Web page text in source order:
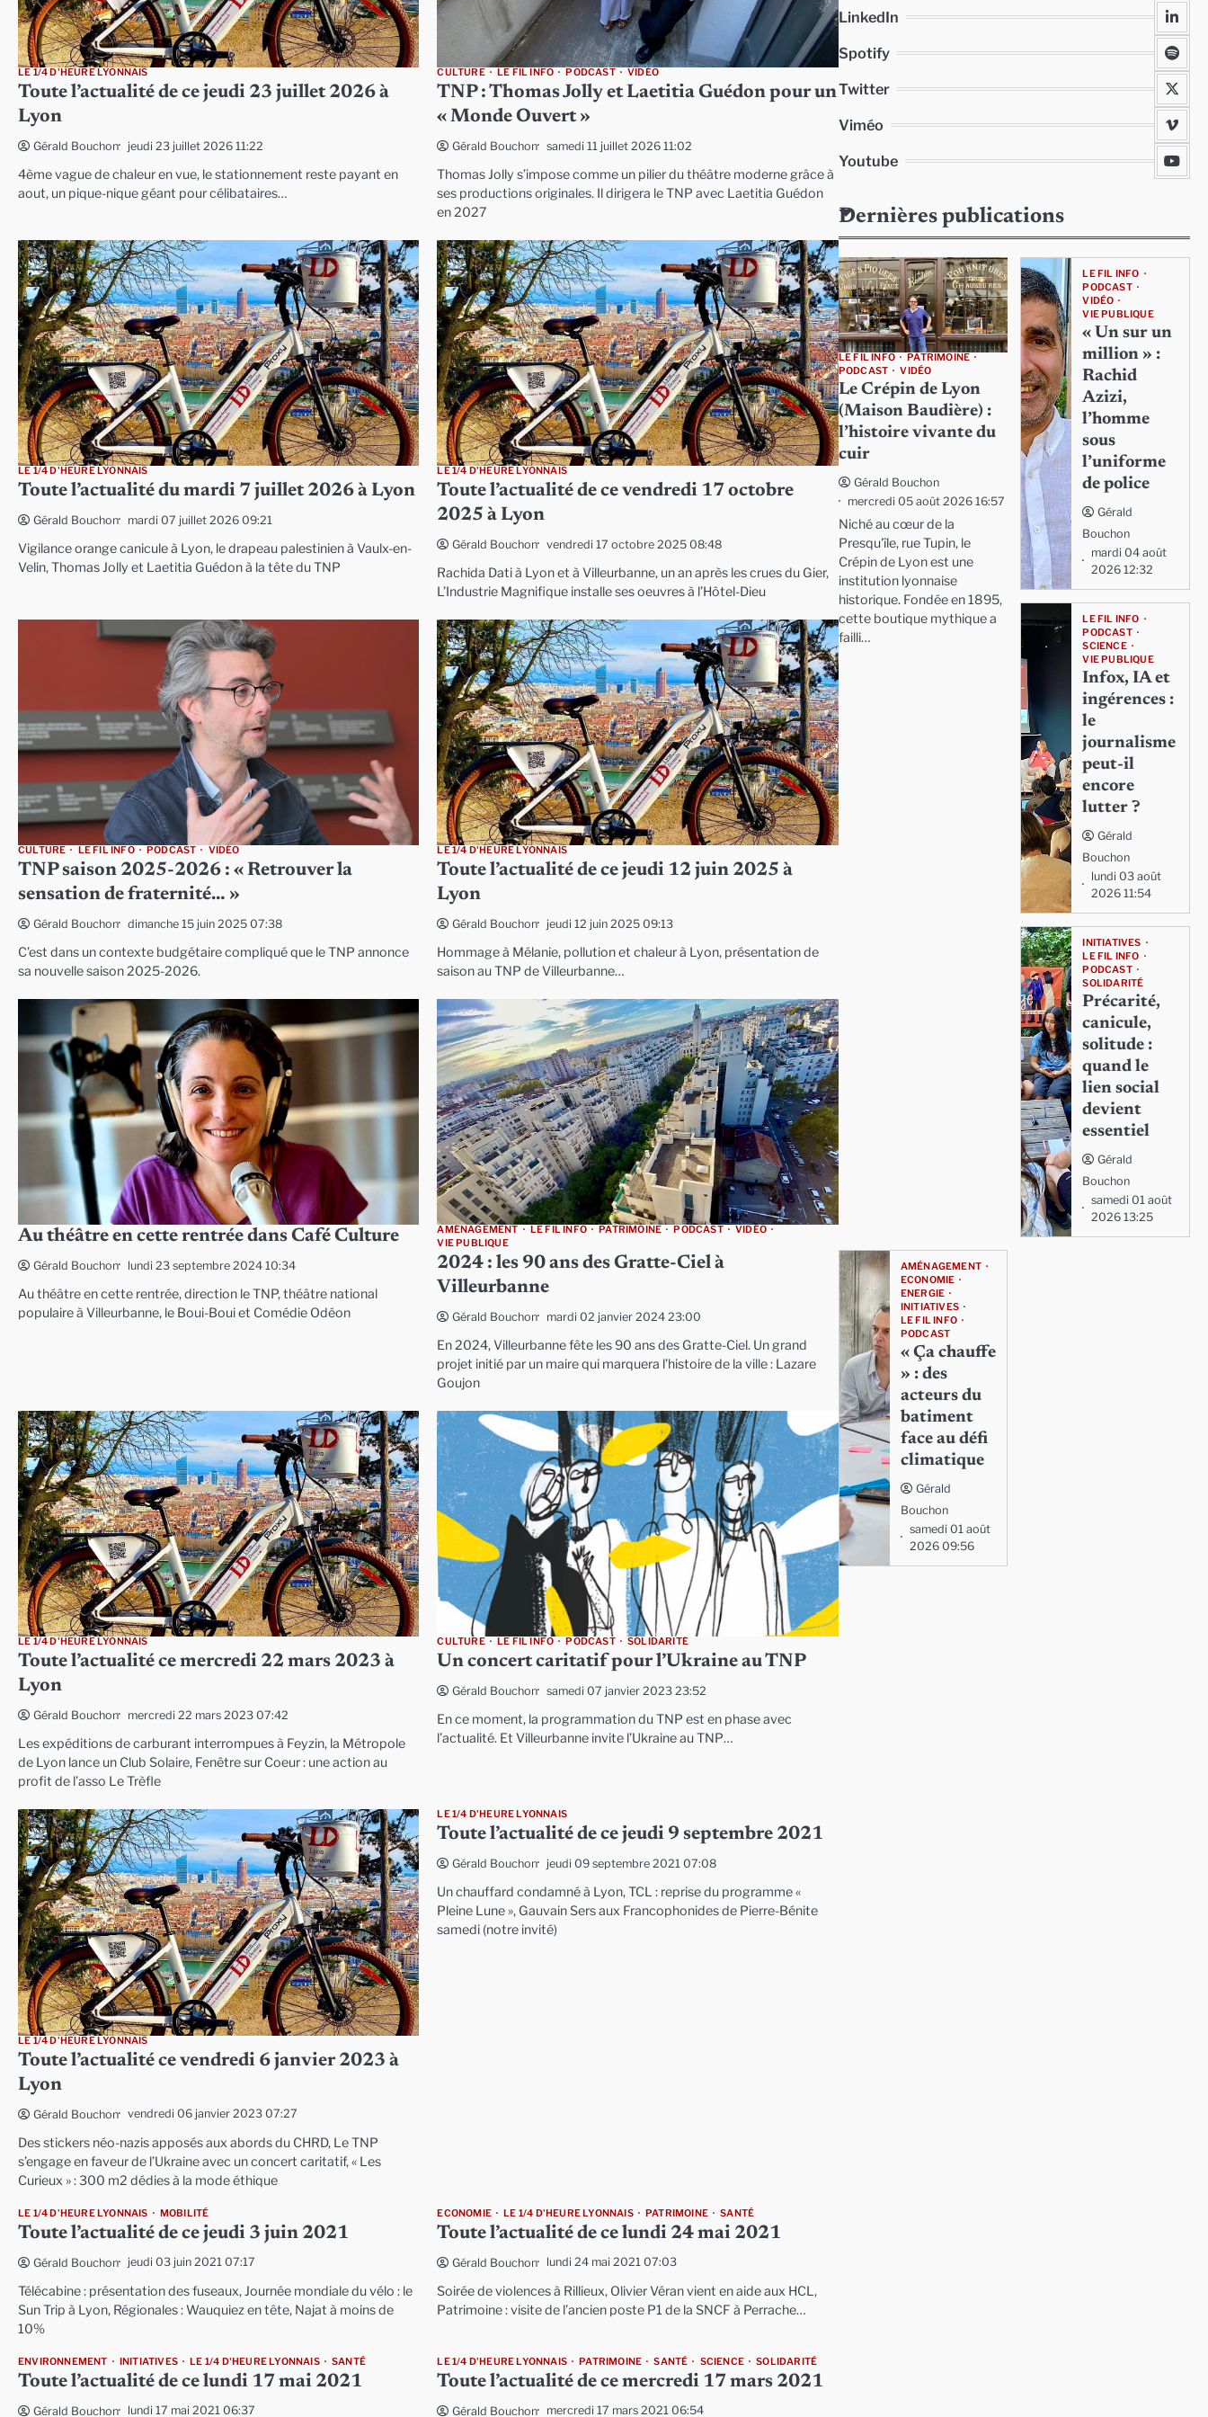
LE 1/4 D'HEURE LYONNAIS
Toute l’actualité de ce jeudi 23 juillet 2026 à
Lyon
Gérald Bouchon jeudi 23 juillet 2026 11:22
4ème vague de chaleur en vue, le stationnement reste payant en
aout, un pique-nique géant pour célibataires…
CULTURE LE FIL INFO PODCAST VIDÉO
TNP : Thomas Jolly et Laetitia Guédon pour un
« Monde Ouvert »
Gérald Bouchon samedi 11 juillet 2026 11:02
Thomas Jolly s’impose comme un pilier du théâtre moderne grâce à
ses productions originales. Il dirigera le TNP avec Laetitia Guédon
en 2027
LE 1/4 D'HEURE LYONNAIS
Toute l’actualité du mardi 7 juillet 2026 à Lyon
Gérald Bouchon mardi 07 juillet 2026 09:21
Vigilance orange canicule à Lyon, le drapeau palestinien à Vaulx-en-
Velin, Thomas Jolly et Laetitia Guédon à la tête du TNP
LE 1/4 D'HEURE LYONNAIS
Toute l’actualité de ce vendredi 17 octobre
2025 à Lyon
Gérald Bouchon vendredi 17 octobre 2025 08:48
Rachida Dati à Lyon et à Villeurbanne, un an après les crues du Gier,
L’Industrie Magnifique installe ses oeuvres à l’Hôtel-Dieu
CULTURE LE FIL INFO PODCAST VIDÉO
TNP saison 2025-2026 : « Retrouver la
sensation de fraternité… »
Gérald Bouchon dimanche 15 juin 2025 07:38
C’est dans un contexte budgétaire compliqué que le TNP annonce
sa nouvelle saison 2025-2026.
LE 1/4 D'HEURE LYONNAIS
Toute l’actualité de ce jeudi 12 juin 2025 à
Lyon
Gérald Bouchon jeudi 12 juin 2025 09:13
Hommage à Mélanie, pollution et chaleur à Lyon, présentation de
saison au TNP de Villeurbanne…
Au théâtre en cette rentrée dans Café Culture
Gérald Bouchon lundi 23 septembre 2024 10:34
Au théâtre en cette rentrée, direction le TNP, théâtre national
populaire à Villeurbanne, le Boui-Boui et Comédie Odéon
AMÉNAGEMENT LE FIL INFO PATRIMOINE PODCAST
VIDÉO
VIE PUBLIQUE
2024 : les 90 ans des Gratte-Ciel à
Villeurbanne
Gérald Bouchon mardi 02 janvier 2024 23:00
En 2024, Villeurbanne fête les 90 ans des Gratte-Ciel. Un grand
projet initié par un maire qui marquera l’histoire de la ville : Lazare
Goujon
LE 1/4 D'HEURE LYONNAIS
Toute l’actualité ce mercredi 22 mars 2023 à
Lyon
Gérald Bouchon mercredi 22 mars 2023 07:42
Les expéditions de carburant interrompues à Feyzin, la Métropole
de Lyon lance un Club Solaire, Fenêtre sur Coeur : une action au
profit de l’asso Le Trèfle
CULTURE LE FIL INFO PODCAST SOLIDARITÉ
Un concert caritatif pour l’Ukraine au TNP
Gérald Bouchon samedi 07 janvier 2023 23:52
En ce moment, la programmation du TNP est en phase avec
l’actualité. Et Villeurbanne invite l’Ukraine au TNP…
LE 1/4 D'HEURE LYONNAIS
Toute l’actualité ce vendredi 6 janvier 2023 à
Lyon
Gérald Bouchon vendredi 06 janvier 2023 07:27
Des stickers néo-nazis apposés aux abords du CHRD, Le TNP
s’engage en faveur de l’Ukraine avec un concert caritatif, « Les
Curieux » : 300 m2 dédies à la mode éthique
LE 1/4 D'HEURE LYONNAIS
Toute l’actualité de ce jeudi 9 septembre 2021
Gérald Bouchon jeudi 09 septembre 2021 07:08
Un chauffard condamné à Lyon, TCL : reprise du programme «
Pleine Lune », Gauvain Sers aux Francophonides de Pierre-Bénite
samedi (notre invité)
LE 1/4 D'HEURE LYONNAIS MOBILITÉ
Toute l’actualité de ce jeudi 3 juin 2021
Gérald Bouchon jeudi 03 juin 2021 07:17
Télécabine : présentation des fuseaux, Journée mondiale du vélo : le
Sun Trip à Lyon, Régionales : Wauquiez en tête, Najat à moins de
10%
ECONOMIE LE 1/4 D'HEURE LYONNAIS PATRIMOINE SANTÉ
Toute l’actualité de ce lundi 24 mai 2021
Gérald Bouchon lundi 24 mai 2021 07:03
Soirée de violences à Rillieux, Olivier Véran vient en aide aux HCL,
Patrimoine : visite de l’ancien poste P1 de la SNCF à Perrache…
ENVIRONNEMENT INITIATIVES LE 1/4 D'HEURE LYONNAIS SANTÉ
Toute l’actualité de ce lundi 17 mai 2021
Gérald Bouchon lundi 17 mai 2021 06:37
LE 1/4 D'HEURE LYONNAIS PATRIMOINE SANTÉ SCIENCE SOLIDARITÉ
Toute l’actualité de ce mercredi 17 mars 2021
Gérald Bouchon mercredi 17 mars 2021 06:54
LinkedIn
Spotify
Twitter
Viméo
Youtube
Dernières publications
LE FIL INFO
PATRIMOINE
PODCAST
VIDÉO
Le Crépin de Lyon
(Maison Baudière) :
l’histoire vivante du
cuir
Gérald Bouchon
mercredi 05 août 2026 16:57
Niché au cœur de la
Presqu'île, rue Tupin, le
Crépin de Lyon est une
institution lyonnaise
historique. Fondée en 1895,
cette boutique mythique a
failli…
LE FIL INFO
PODCAST
VIDÉO
VIE PUBLIQUE
« Un sur un
million » :
Rachid
Azizi,
l’homme
sous
l’uniforme
de police
Gérald
Bouchon
mardi 04 août
2026 12:32
LE FIL INFO
PODCAST
SCIENCE
VIE PUBLIQUE
Infox, IA et
ingérences :
le
journalisme
peut-il
encore
lutter ?
Gérald
Bouchon
lundi 03 août
2026 11:54
INITIATIVES
LE FIL INFO
PODCAST
SOLIDARITÉ
Précarité,
canicule,
solitude :
quand le
lien social
devient
essentiel
Gérald
Bouchon
samedi 01 août
2026 13:25
AMÉNAGEMENT
ECONOMIE
ENERGIE
INITIATIVES
LE FIL INFO
PODCAST
« Ça chauffe
» : des
acteurs du
batiment
face au défi
climatique
Gérald
Bouchon
samedi 01 août
2026 09:56